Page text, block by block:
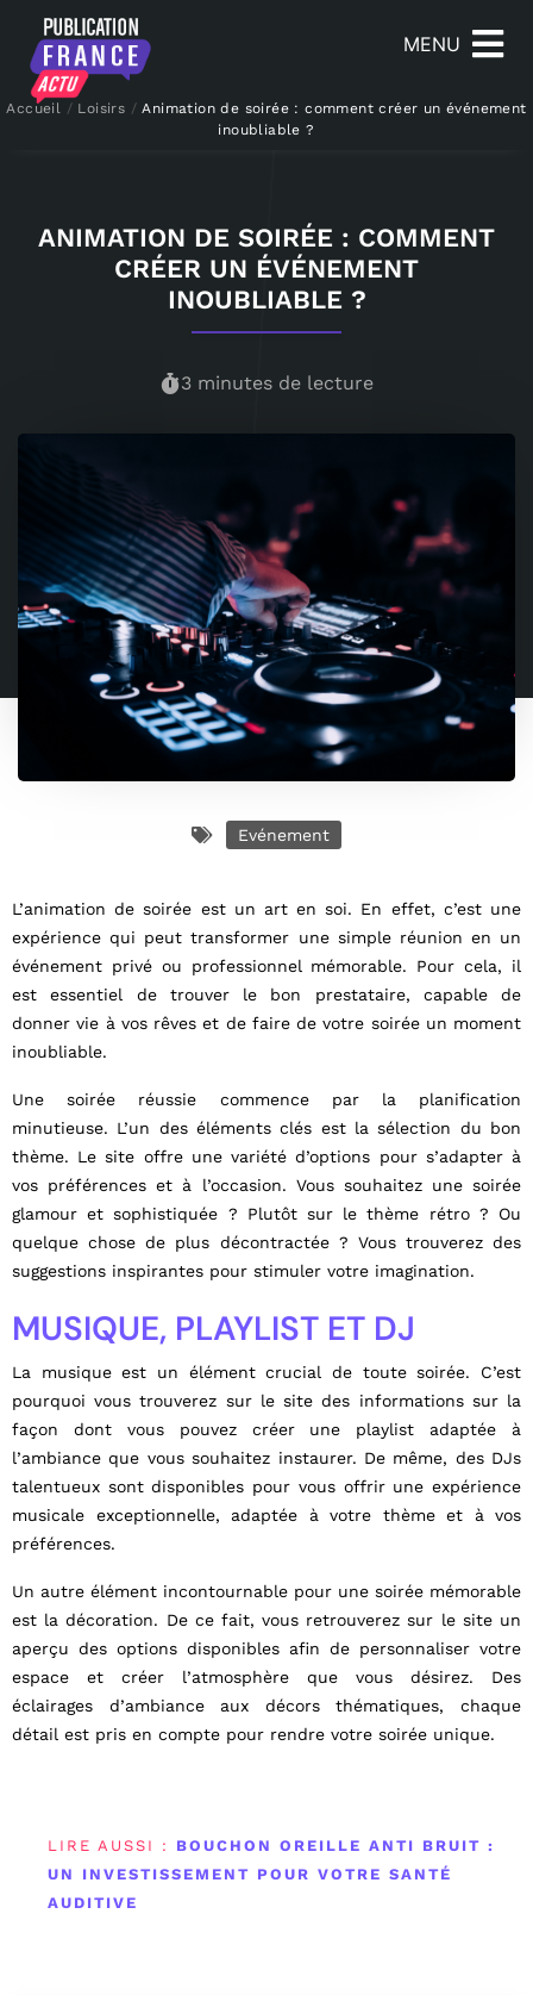
MENU
Accueil / Loisirs /Animation de soirée : comment créer un événement
inoubliable ?
ANIMATION DE SOIRÉE : COMMENT
CRÉER UN ÉVÉNEMENT
INOUBLIABLE ?
3 minutes de lecture
Evénement
L’animation de soirée est un art en soi. En effet, c’est une
expérience qui peut transformer une simple réunion en un
événement privé ou professionnel mémorable. Pour cela, il
est essentiel de trouver le bon prestataire, capable de
donner vie à vos rêves et de faire de votre soirée un moment
inoubliable.
Une soirée réussie commence par la planification
minutieuse. L’un des éléments clés est la sélection du bon
thème. Le site offre une variété d’options pour s’adapter à
vos préférences et à l’occasion. Vous souhaitez une soirée
glamour et sophistiquée ? Plutôt sur le thème rétro ? Ou
quelque chose de plus décontractée ? Vous trouverez des
suggestions inspirantes pour stimuler votre imagination.
MUSIQUE, PLAYLIST ET DJ
La musique est un élément crucial de toute soirée. C’est
pourquoi vous trouverez sur le site des informations sur la
façon dont vous pouvez créer une playlist adaptée à
l’ambiance que vous souhaitez instaurer. De même, des DJs
talentueux sont disponibles pour vous offrir une expérience
musicale exceptionnelle, adaptée à votre thème et à vos
préférences.
Un autre élément incontournable pour une soirée mémorable
est la décoration. De ce fait, vous retrouverez sur le site un
aperçu des options disponibles afin de personnaliser votre
espace et créer l’atmosphère que vous désirez. Des
éclairages d’ambiance aux décors thématiques, chaque
détail est pris en compte pour rendre votre soirée unique.
LIRE AUSSI : BOUCHON OREILLE ANTI BRUIT :
UN INVESTISSEMENT POUR VOTRE SANTÉ
AUDITIVE